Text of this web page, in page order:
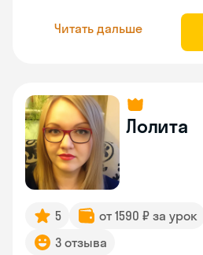
Читать дальше
Лолита
5 от 1590 ₽ за урок
3 отзыва